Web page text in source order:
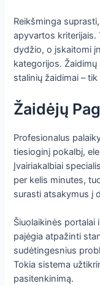
Reikšminga
apyvartos kriterijais.
dydžio, o įskaitomi
kategorijos.
stalinių žaidimai –
Žaidėjų
Profesionalus
tiesioginį pokalbį,
Įvairiakalbiai
per kelis minutes,
surasti atsakymus į
Šiuolaikinės portalai
pajėgia atpažinti
sudėtingesnius
Tokia sistema
pasitenkinimą.